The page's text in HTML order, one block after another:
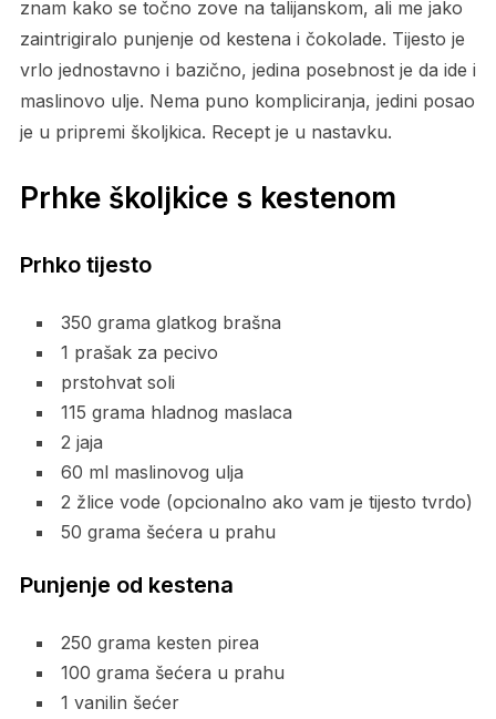
znam kako se točno zove na talijanskom, ali me jako
zaintrigiralo punjenje od kestena i čokolade. Tijesto je
vrlo jednostavno i bazično, jedina posebnost je da ide i
maslinovo ulje. Nema puno kompliciranja, jedini posao
je u pripremi školjkica. Recept je u nastavku.
Prhke školjkice s kestenom
Prhko tijesto
350 grama glatkog brašna
1 prašak za pecivo
prstohvat soli
115 grama hladnog maslaca
2 jaja
60 ml maslinovog ulja
2 žlice vode (opcionalno ako vam je tijesto tvrdo)
50 grama šećera u prahu
Punjenje od kestena
250 grama kesten pirea
100 grama šećera u prahu
1 vanilin šećer